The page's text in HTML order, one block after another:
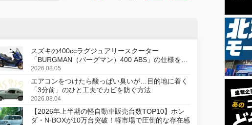
スズキの400ccラグジュアリースクーター
「BURGMAN（バーグマン）400 ABS」の仕様を変
更し、8月18日に発売
2026.08.05
エアコンをつけたら酸っぱい臭いが…目的地に着く
「3分前」のひと工夫でカビを防ぐ方法
2026.08.04
【2026年上半期の軽自動車販売台数TOP10】ホン
ダ・N-BOXが10万台突破！軽市場で圧倒的な存在感